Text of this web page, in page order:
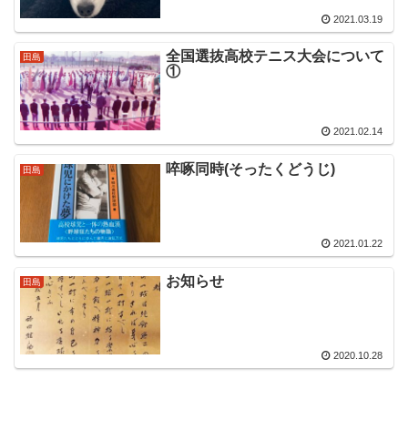
2021.03.19
田島
全国選抜高校テニス大会について
①
2021.02.14
田島 啐啄同時(そったくどうじ)
2021.01.22
田島 お知らせ
2020.10.28